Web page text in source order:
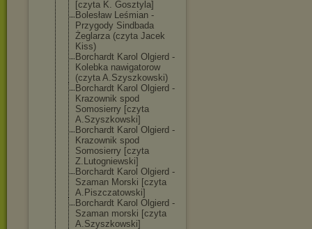
[czyta K. Gosztyla]
Bolesław Leśmian -
Przygody Sindbada
Żeglarza (czyta Jacek
Kiss)
Borchardt Karol Olgierd -
Kolebka nawigatorow
(czyta A.Szyszkowski)
Borchardt Karol Olgierd -
Krazownik spod
Somosierry [czyta
A.Szyszkowski]
Borchardt Karol Olgierd -
Krazownik spod
Somosierry [czyta
Z.Lutogniewski]
Borchardt Karol Olgierd -
Szaman Morski [czyta
A.Piszczatowski]
Borchardt Karol Olgierd -
Szaman morski [czyta
A.Szyszkowski]